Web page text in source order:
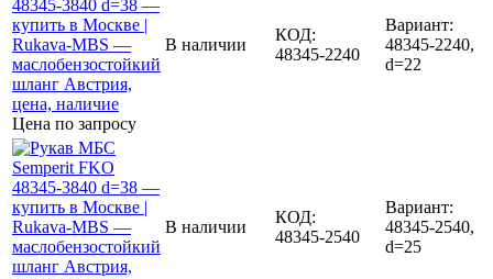
Цена по запросу
В наличии
КОД:
48345-2240
Вариант:
48345-2240,
d=22
В наличии
КОД:
48345-2540
Вариант:
48345-2540,
d=25